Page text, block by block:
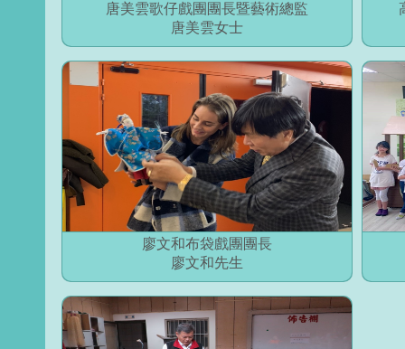
唐美雲歌仔戲團團長暨藝術總監
唐美雲女士
廖文和布袋戲團團長
廖文和先生